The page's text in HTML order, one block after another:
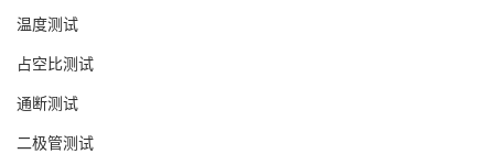
温度测试
占空比测试
通断测试
二极管测试